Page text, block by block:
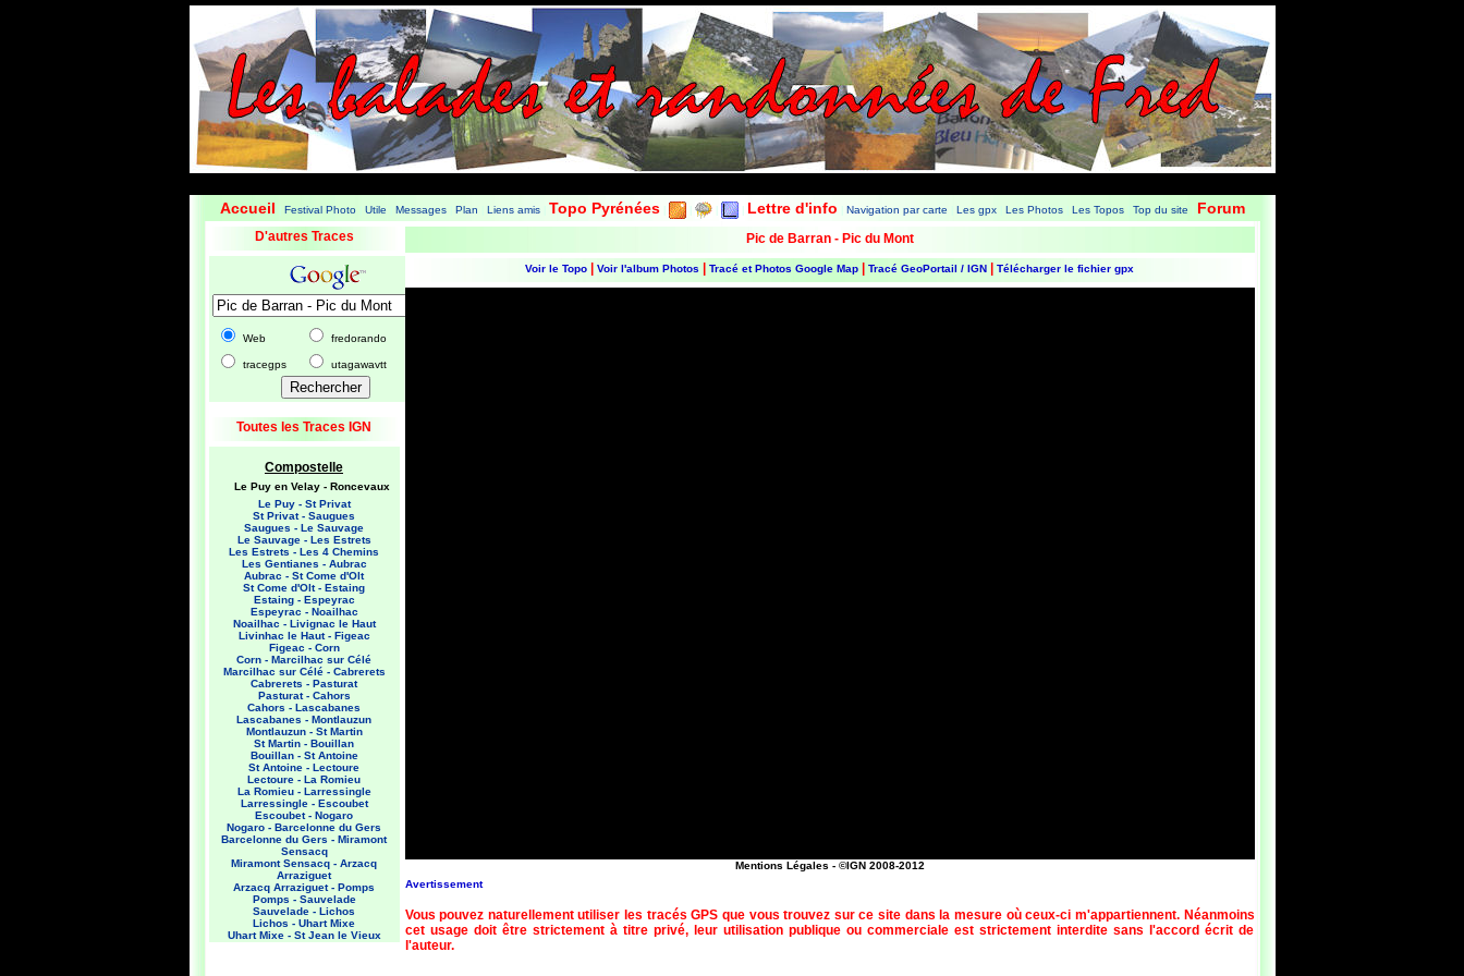
Accueil Festival Photo Utile Messages Plan Liens amis Topo Pyrénées Lettre d'info Navigation par carte Les gpx Les Photos Les Topos Top du site Forum
D'autres Traces
Web fredorando
tracegps utagawavtt
Toutes les Traces IGN
Compostelle
Le Puy en Velay - Roncevaux
Le Puy - St Privat
St Privat - Saugues
Saugues - Le Sauvage
Le Sauvage - Les Estrets
Les Estrets - Les 4 Chemins
Les Gentianes - Aubrac
Aubrac - St Come d'Olt
St Come d'Olt - Estaing
Estaing - Espeyrac
Espeyrac - Noailhac
Noailhac - Livignac le Haut
Livinhac le Haut - Figeac
Figeac - Corn
Corn - Marcilhac sur Célé
Marcilhac sur Célé - Cabrerets
Cabrerets - Pasturat
Pasturat - Cahors
Cahors - Lascabanes
Lascabanes - Montlauzun
Montlauzun - St Martin
St Martin - Bouillan
Bouillan - St Antoine
St Antoine - Lectoure
Lectoure - La Romieu
La Romieu - Larressingle
Larressingle - Escoubet
Escoubet - Nogaro
Nogaro - Barcelonne du Gers
Barcelonne du Gers - Miramont
Sensacq
Miramont Sensacq - Arzacq
Arraziguet
Arzacq Arraziguet - Pomps
Pomps - Sauvelade
Sauvelade - Lichos
Lichos - Uhart Mixe
Uhart Mixe - St Jean le Vieux
Pic de Barran - Pic du Mont
Voir le Topo Voir l'album Photos Tracé et Photos Google Map Tracé GeoPortail / IGN Télécharger le fichier gpx
Mentions Légales - ©IGN 2008-2012
Avertissement
Vous pouvez naturellement utiliser les tracés GPS que vous trouvez sur ce site dans la mesure où ceux-ci m'appartiennent. Néanmoins
cet usage doit être strictement à titre privé, leur utilisation publique ou commerciale est strictement interdite sans l'accord écrit de
l'auteur.